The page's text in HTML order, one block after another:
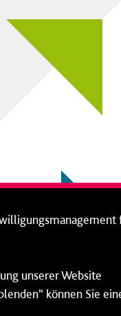
unserer Website
können Sie